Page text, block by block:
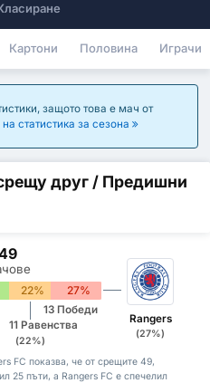
Картони Половина Играчи
защото това е мач от
статистика за сезона
друг / Предишни
22% 27%
11 Равенства
(22%)
13 Победи
Rangers
(27%)
FC показва, че от срещите 49,
25 пъти, а Rangers FC е спечелил